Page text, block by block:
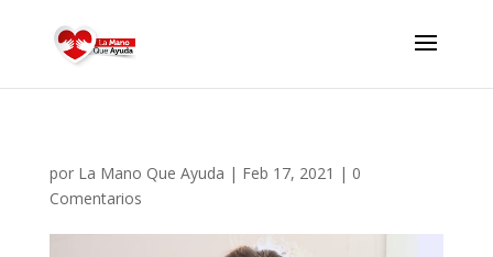
por La Mano Que Ayuda | Feb 17, 2021 | 0
Comentarios